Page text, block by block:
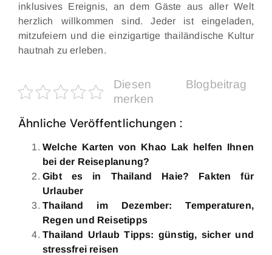
inklusives Ereignis, an dem Gäste aus aller Welt
herzlich willkommen sind. Jeder ist eingeladen,
mitzufeiern und die einzigartige thailändische Kultur
hautnah zu erleben.
Diesen Blogbeitrag
merken
Ähnliche Veröffentlichungen :
Welche Karten von Khao Lak helfen Ihnen
bei der Reiseplanung?
Gibt es in Thailand Haie? Fakten für
Urlauber
Thailand im Dezember: Temperaturen,
Regen und Reisetipps
Thailand Urlaub Tipps: günstig, sicher und
stressfrei reisen